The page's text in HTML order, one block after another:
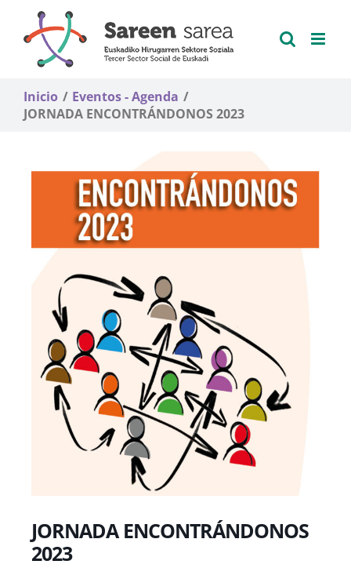
contenido
Inicio
Eventos - Agenda
JORNADA ENCONTRÁNDONOS 2023
JORNADA ENCONTRÁNDONOS
2023